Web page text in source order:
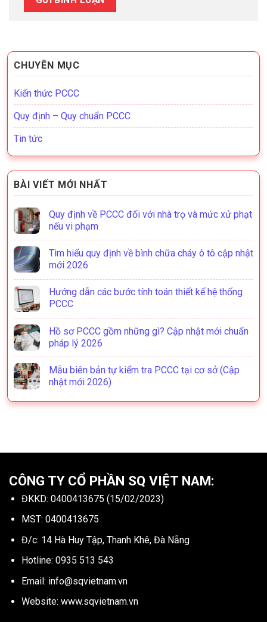
CHUYÊN MỤC
Kiến thức PCCC
Quy định – Quy chuẩn PCCC
Tin tức
BÀI VIẾT MỚI NHẤT
Quy định về PCCC đối với nhà trọ và mức xử phạt
nếu vi phạm
Tìm hiểu quy định về bình chữa cháy ô tô cập nhật
mới 2026
Hướng dẫn các bước tính toán thiết kế hệ thống
PCCC
Hồ sơ PCCC gồm những gì? Cập nhật mới chuẩn
pháp lý 2026
Mẫu biên bản tự kiểm tra PCCC tại cơ sở (Cập
nhật mới 2026)
CÔNG TY CỔ PHẦN SQ VIỆT NAM:
ĐKKD: 0400413675 (15/02/2023)
MST: 0400413675
Đ/c: 14 Hà Huy Tập, Thanh Khê, Đà Nẵng
Hotline: 0935 513 543
Email: info@sqvietnam.vn
Website: www.sqvietnam.vn